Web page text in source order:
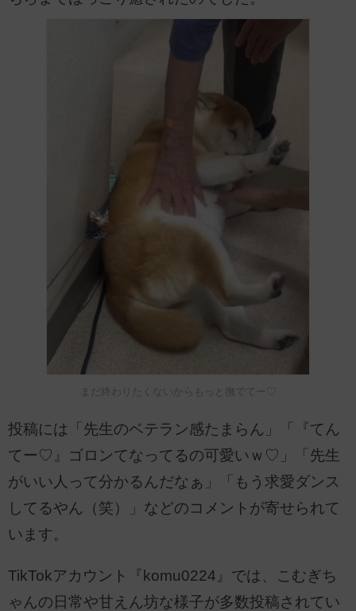
まだ終わりたくないからもっと撫でてー♡
投稿には「先生のベテラン感たまらん」「『てん
てー♡』ゴロンてなってるの可愛いｗ♡」「先生
がいい人って分かるんだなぁ」「もう求愛ダンス
してるやん（笑）」などのコメントが寄せられて
います。
TikTokアカウント『komu0224』では、こむぎち
ゃんの日常や甘えん坊な様子が多数投稿されてい